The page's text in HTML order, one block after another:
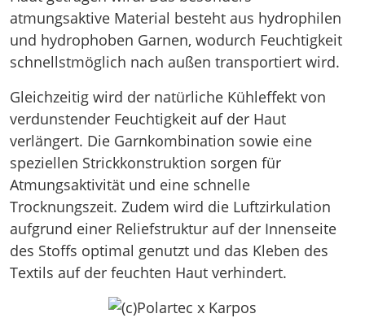
atmungsaktive Material besteht aus hydrophilen
und hydrophoben Garnen, wodurch Feuchtigkeit
schnellstmöglich nach außen transportiert wird.
Gleichzeitig wird der natürliche Kühleffekt von
verdunstender Feuchtigkeit auf der Haut
verlängert. Die Garnkombination sowie eine
speziellen Strickkonstruktion sorgen für
Atmungsaktivität und eine schnelle
Trocknungszeit. Zudem wird die Luftzirkulation
aufgrund einer Reliefstruktur auf der Innenseite
des Stoffs optimal genutzt und das Kleben des
Textils auf der feuchten Haut verhindert.